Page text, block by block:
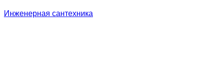
Инженерная сантехника